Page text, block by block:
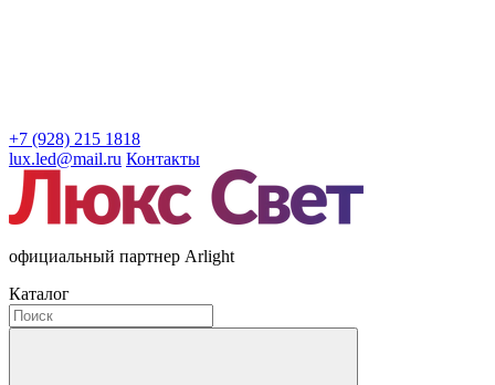
+7 (928) 215 1818
lux.led@mail.ru Контакты
официальный партнер Arlight
Каталог